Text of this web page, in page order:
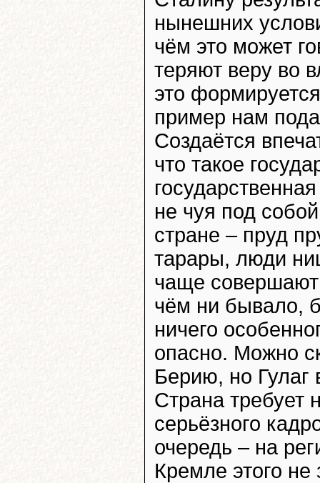
нынешних
чём это может
теряют веру во
это
пример нам
Создаётся
что такое
не чуя под
стране – пруд
тарары, люди
чаще совершают
чём ни бывало,
ничего
опасно. Можно
Берию, но Гулаг
Страна требует
серьёзного
очередь – на
Кремле этого не